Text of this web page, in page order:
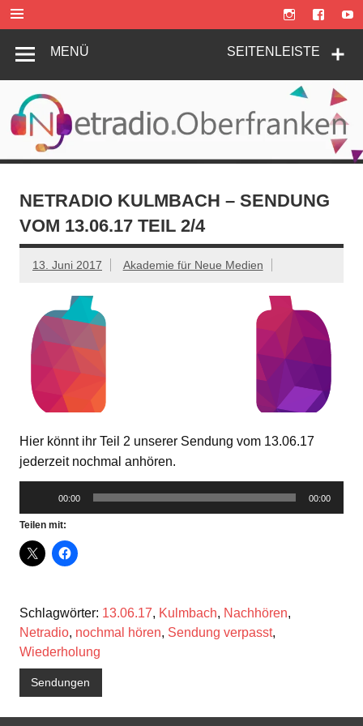
Inhalt
springen
SEITENLEISTE
MENÜ
NETRADIO KULMBACH – SENDUNG
VOM 13.06.17 TEIL 2/4
13. Juni 2017 Akademie für Neue Medien
Hier könnt ihr Teil 2 unserer Sendung vom 13.06.17
jederzeit nochmal anhören.
Player
00:00 00:00
Teilen mit:
Schlagwörter: 13.06.17, Kulmbach, Nachhören,
Netradio, nochmal hören, Sendung verpasst,
Wiederholung
Sendungen